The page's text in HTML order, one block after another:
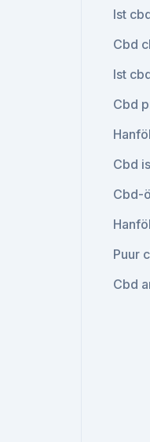
Ist
Cbd
Ist
Cbd
Cbd
Cbd-
Puur
Cbd